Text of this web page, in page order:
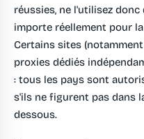
réussies, ne l'utilisez
importe réellement pour
Certains sites
proxies dédiés
: tous les pays sont
s'ils ne figurent pas dans
dessous.